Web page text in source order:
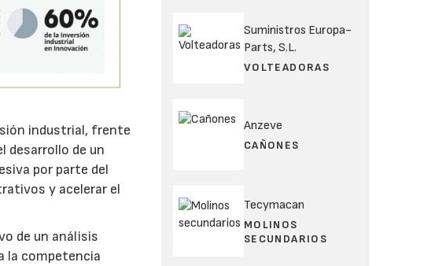
industrial, frente
desarrollo de un
por parte del
y acelerar el
de un análisis
la competencia
Suministros Europa-
Parts, S.L.
VOLTEADORAS
Anzeve
CAÑONES
Tecymacan
MOLINOS
SECUNDARIOS